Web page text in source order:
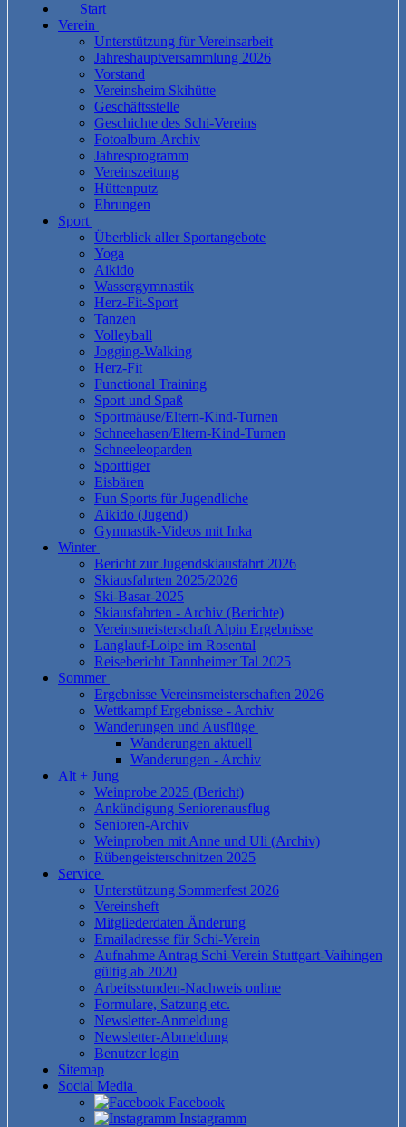
Start
Verein
Unterstützung für Vereinsarbeit
Jahreshauptversammlung 2026
Vorstand
Vereinsheim Skihütte
Geschäftsstelle
Geschichte des Schi-Vereins
Fotoalbum-Archiv
Jahresprogramm
Vereinszeitung
Hüttenputz
Ehrungen
Sport
Überblick aller Sportangebote
Yoga
Aikido
Wassergymnastik
Herz-Fit-Sport
Tanzen
Volleyball
Jogging-Walking
Herz-Fit
Functional Training
Sport und Spaß
Sportmäuse/Eltern-Kind-Turnen
Schneehasen/Eltern-Kind-Turnen
Schneeleoparden
Sporttiger
Eisbären
Fun Sports für Jugendliche
Aikido (Jugend)
Gymnastik-Videos mit Inka
Winter
Bericht zur Jugendskiausfahrt 2026
Skiausfahrten 2025/2026
Ski-Basar-2025
Skiausfahrten - Archiv (Berichte)
Vereinsmeisterschaft Alpin Ergebnisse
Langlauf-Loipe im Rosental
Reisebericht Tannheimer Tal 2025
Sommer
Ergebnisse Vereinsmeisterschaften 2026
Wettkampf Ergebnisse - Archiv
Wanderungen und Ausflüge
Wanderungen aktuell
Wanderungen - Archiv
Alt + Jung
Weinprobe 2025 (Bericht)
Ankündigung Seniorenausflug
Senioren-Archiv
Weinproben mit Anne und Uli (Archiv)
Rübengeisterschnitzen 2025
Service
Unterstützung Sommerfest 2026
Vereinsheft
Mitgliederdaten Änderung
Emailadresse für Schi-Verein
Aufnahme Antrag Schi-Verein Stuttgart-Vaihingen
gültig ab 2020
Arbeitsstunden-Nachweis online
Formulare, Satzung etc.
Newsletter-Anmeldung
Newsletter-Abmeldung
Benutzer login
Sitemap
Social Media
Facebook
Instagramm